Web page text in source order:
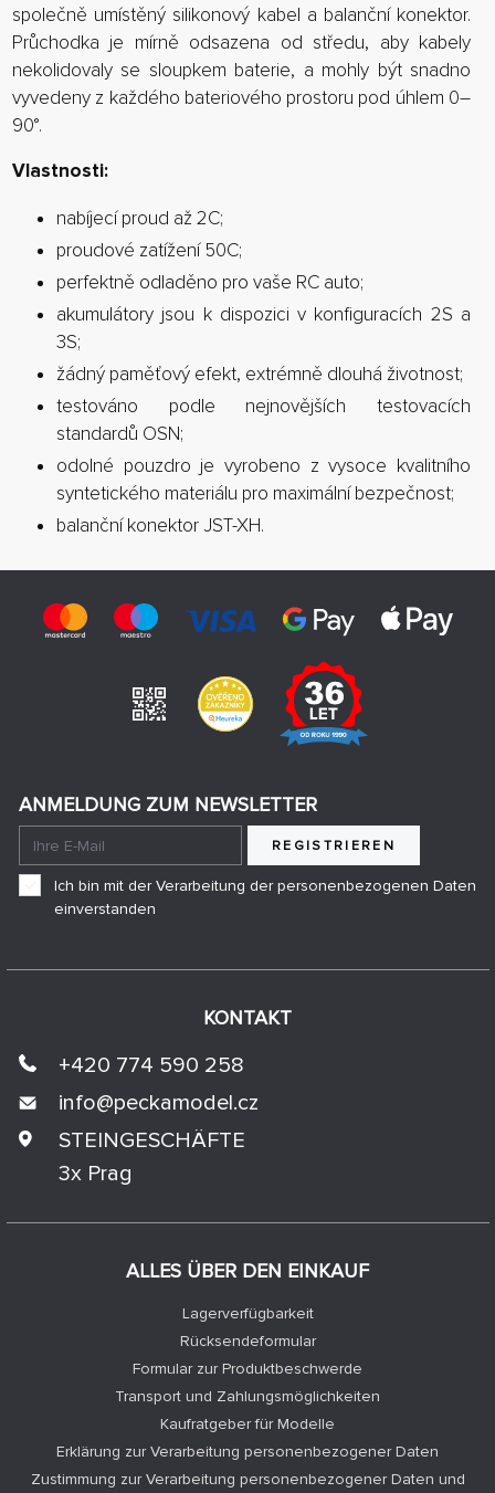
společně umístěný silikonový kabel a balanční konektor.
Průchodka je mírně odsazena od středu, aby kabely
nekolidovaly se sloupkem baterie, a mohly být snadno
vyvedeny z každého bateriového prostoru pod úhlem 0–
90°.
Vlastnosti:
nabíjecí proud až 2C;
proudové zatížení 50C;
perfektně odladěno pro vaše RC auto;
akumulátory jsou k dispozici v konfiguracích 2S a
3S;
žádný paměťový efekt, extrémně dlouhá životnost;
testováno podle nejnovějších testovacích
standardů OSN;
odolné pouzdro je vyrobeno z vysoce kvalitního
syntetického materiálu pro maximální bezpečnost;
balanční konektor JST-XH.
ALLES ÜBER DEN EINKAUF
Lagerverfügbarkeit
Rücksendeformular
Formular zur Produktbeschwerde
Transport und Zahlungsmöglichkeiten
Kaufratgeber für Modelle
Erklärung zur Verarbeitung personenbezogener Daten
Zustimmung zur Verarbeitung personenbezogener Daten und
KONTAKT
+420 774 590 258
info@peckamodel.cz
STEINGESCHÄFTE
3x Prag
ANMELDUNG ZUM NEWSLETTER
REGISTRIEREN
Ich bin mit der Verarbeitung der personenbezogenen Daten
einverstanden